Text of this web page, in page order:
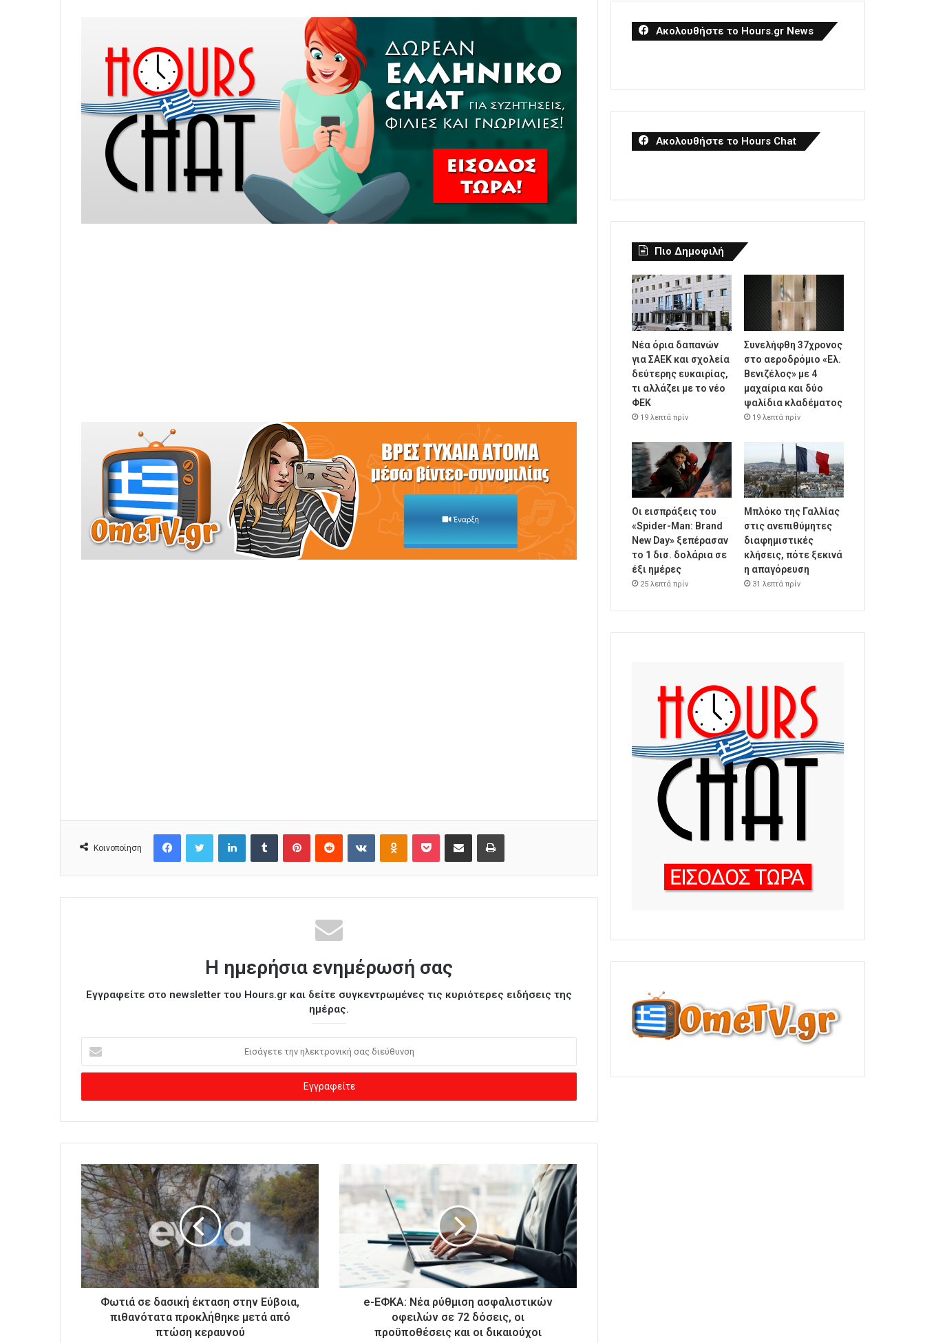
Κοινοποίηση
Η ημερήσια ενημέρωσή σας
Εγγραφείτε στο newsletter του Hours.gr και δείτε συγκεντρωμένες τις κυριότερες ειδήσεις της
ημέρας.
σ
γ
ε
η
ν
η
λ
ε
κ
τ
ρ
ο
Φωτιά σε δασική έκταση στην Εύβοια,
πιθανότατα προκλήθηκε μετά από
πτώση κεραυνού
e-ΕΦΚΑ: Νέα ρύθμιση ασφαλιστικών
οφειλών σε 72 δόσεις, οι
προϋποθέσεις και οι δικαιούχοι
Ακολουθήστε το Hours.gr News
Ακολουθήστε το Hours Chat
Πιο Δημοφιλή
Νέα όρια δαπανών
για ΣΑΕΚ και σχολεία
δεύτερης ευκαιρίας,
τι αλλάζει με το νέο
ΦΕΚ
19 λεπτά πρίν
Συνελήφθη 37χρονος
στο αεροδρόμιο «Ελ.
Βενιζέλος» με 4
μαχαίρια και δύο
ψαλίδια κλαδέματος
19 λεπτά πρίν
Οι εισπράξεις του
«Spider-Man: Brand
New Day» ξεπέρασαν
το 1 δισ. δολάρια σε
έξι ημέρες
25 λεπτά πρίν
Μπλόκο της Γαλλίας
στις ανεπιθύμητες
διαφημιστικές
κλήσεις, πότε ξεκινά
η απαγόρευση
31 λεπτά πρίν